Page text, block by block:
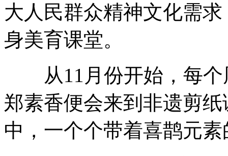
大人民群众精神文化需
身美育课堂。
从11月份开始，每个
郑素香便会来到非遗剪
中，一个个带着喜鹊元